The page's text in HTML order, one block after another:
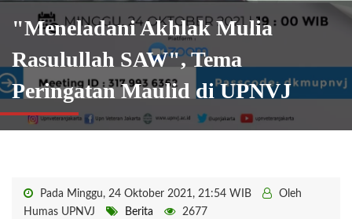
"Meneladani Akhlak Mulia
Rasulullah SAW", Tema
Peringatan Maulid di UPNVJ
Pada Minggu, 24 Oktober 2021, 21:54 WIB
Oleh
Humas UPNVJ
Berita 2677